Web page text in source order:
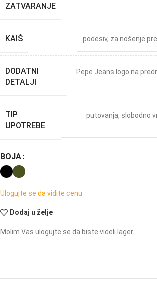
ZATVARANJE
KAIŠ podesiv, za nošenje
DODATNI
DETALJI
Pepe Jeans logo na
TIP
UPOTREBE
putovanja, slobodno
BOJA
Ulogujte se da vidite cenu
Dodaj u želje
Molim Vas ulogujte se da biste videli lager.